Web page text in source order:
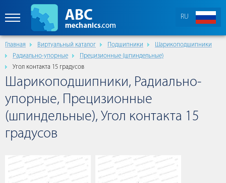
RU
Главная Виртуальный каталог Подшипники
Шарикоподшипники
Радиально-упорные
Прецизионные (шпиндельные)
Угол контакта 15 градусов
Шарикоподшипники, Радиально-
упорные, Прецизионные
(шпиндельные), Угол контакта 15
градусов